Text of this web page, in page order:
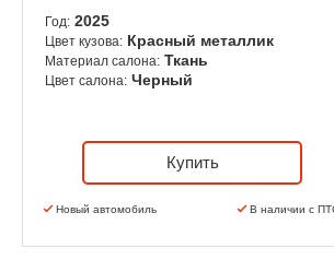
Год: 2025
Цвет кузова: Красный металлик
Материал салона: Ткань
Цвет салона: Черный
Купить
Новый автомобиль В наличии с